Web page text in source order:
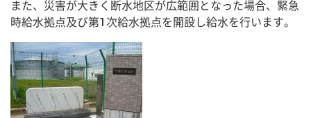
また、災害が大きく断水地区が広範囲となった場合、緊急
時給水拠点及び第1次給水拠点を開設し給水を行います。